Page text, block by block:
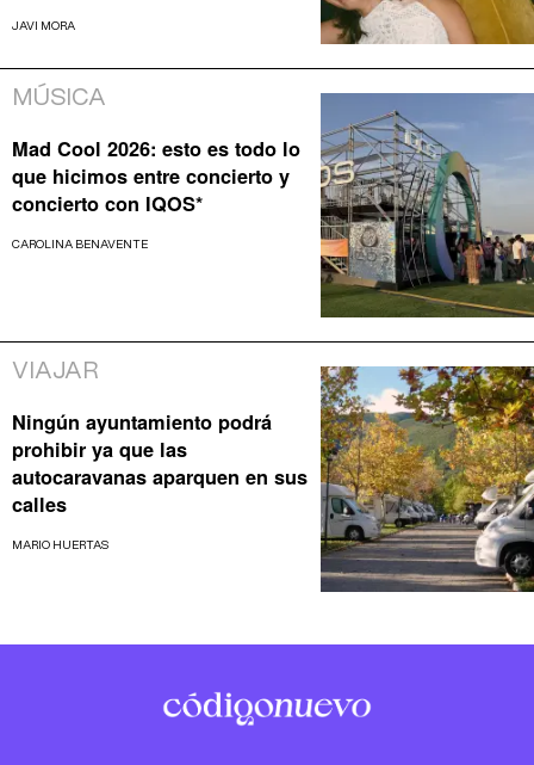
JAVI MORA
MÚSICA
Mad Cool 2026: esto es todo lo
que hicimos entre concierto y
concierto con IQOS*
CAROLINA BENAVENTE
VIAJAR
Ningún ayuntamiento podrá
prohibir ya que las
autocaravanas aparquen en sus
calles
MARIO HUERTAS